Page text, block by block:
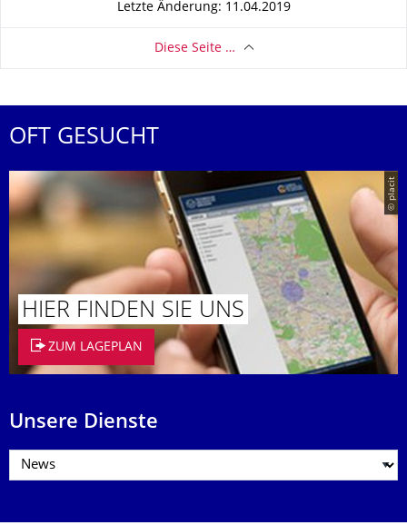
Letzte Änderung: 11.04.2019
Diese Seite …
OFT GESUCHT
© placit
HIER FINDEN SIE UNS
ZUM LAGEPLAN
Unsere Dienste